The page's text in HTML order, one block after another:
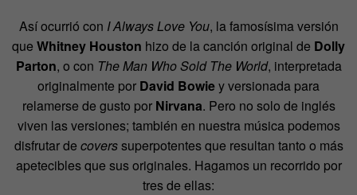
Así ocurrió con I Always Love You, la famosísima versión
que Whitney Houston hizo de la canción original de Dolly
Parton, o con The Man Who Sold The World, interpretada
originalmente por David Bowiey versionada para
relamerse de gusto por Nirvana. Pero no solo de inglés
viven las versiones; también en nuestra música podemos
disfrutar de coverssuperpotentes que resultan tanto o más
apetecibles que sus originales. Hagamos un recorrido por
tres de ellas: